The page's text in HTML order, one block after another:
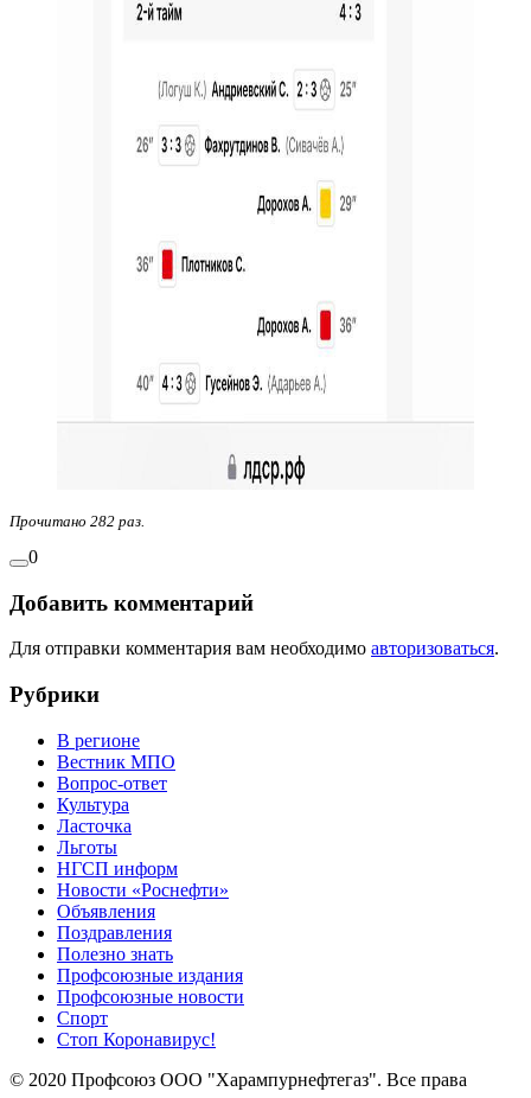
Прочитано 282 раз.
0
Добавить комментарий
Для отправки комментария вам необходимо авторизоваться.
Рубрики
В регионе
Вестник МПО
Вопрос-ответ
Культура
Ласточка
Льготы
НГСП информ
Новости «Роснефти»
Объявления
Поздравления
Полезно знать
Профсоюзные издания
Профсоюзные новости
Спорт
Стоп Коронавирус!
© 2020 Профсоюз ООО "Харампурнефтегаз". Все права